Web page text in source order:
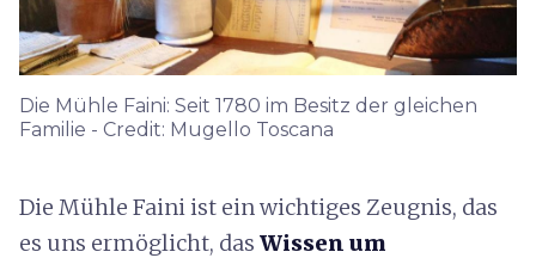
Die Mühle Faini: Seit 1780 im Besitz der gleichen
Familie - Credit: Mugello Toscana
Die Mühle Faini ist ein wichtiges Zeugnis, das
es uns ermöglicht, das Wissen um